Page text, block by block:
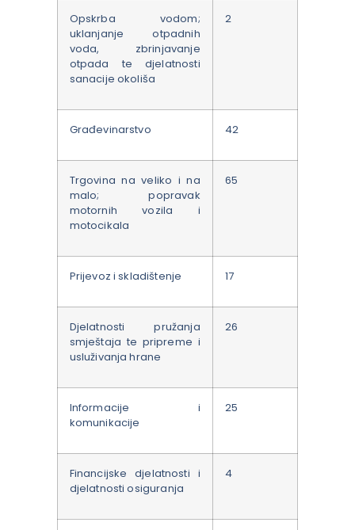
Opskrba vodom;
uklanjanje otpadnih
voda, zbrinjavanje
otpada te djelatnosti
sanacije okoliša
2
Građevinarstvo 42
Trgovina na veliko i na
malo; popravak
motornih vozila i
motocikala
65
Prijevoz i skladištenje 17
Djelatnosti pružanja
smještaja te pripreme i
usluživanja hrane
26
Informacije i
komunikacije
25
Financijske djelatnosti i
djelatnosti osiguranja
4